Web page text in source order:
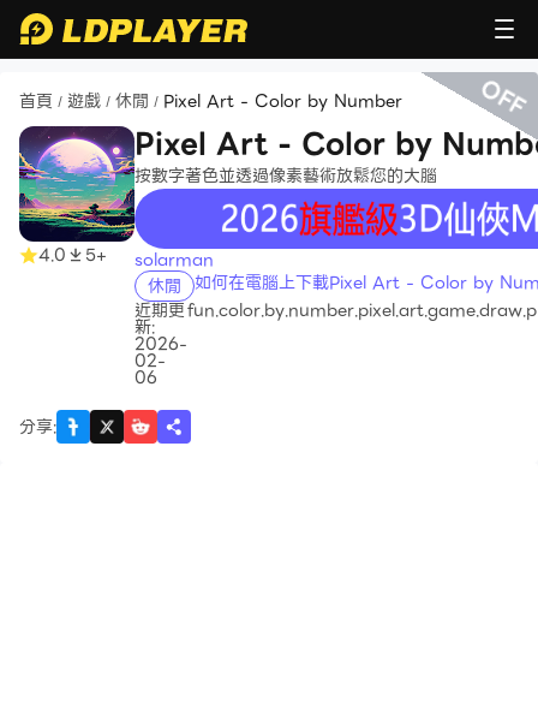
首頁 / 遊戲 / 休閒 / Pixel Art - Color by Number
4.0 5+
Pixel Art - Color by
按數字著色並透過像素藝術放鬆您的大腦
recommend
solarman
休閒 如何在電腦上下載Pixel Art - Color by
近期更
新:
2026-
02-
06
分享:
OFF